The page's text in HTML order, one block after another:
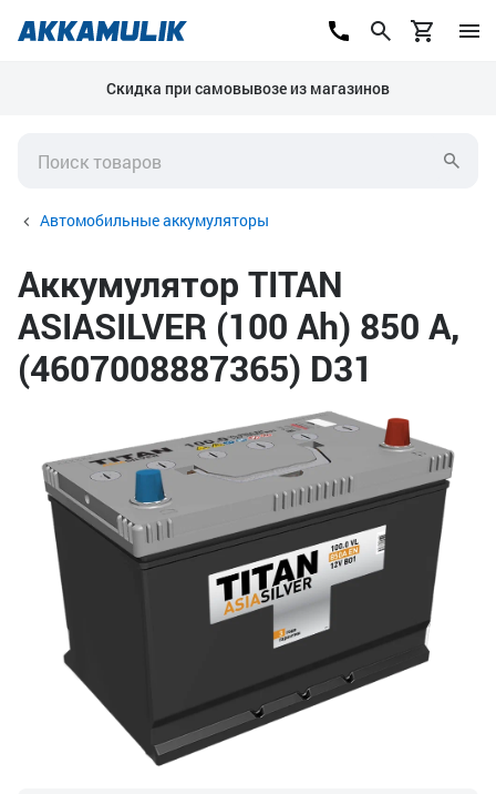
Скидка при самовывозе из магазинов
Автомобильные аккумуляторы
Аккумулятор TITAN
ASIASILVER (100 Ah) 850 А,
(4607008887365) D31